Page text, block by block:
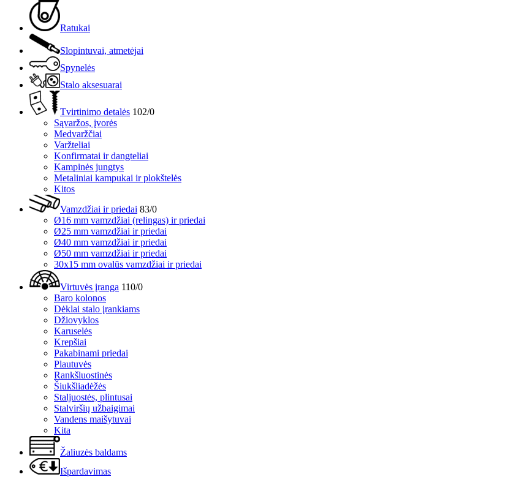
Ratukai
Slopintuvai, atmetėjai
Spynelės
Stalo aksesuarai
Tvirtinimo detalės 102/0
Sąvaržos, įvorės
Medvaržčiai
Varžteliai
Konfirmatai ir dangteliai
Kampinės jungtys
Metaliniai kampukai ir plokštelės
Kitos
Vamzdžiai ir priedai 83/0
Ø16 mm vamzdžiai (relingas) ir priedai
Ø25 mm vamzdžiai ir priedai
Ø40 mm vamzdžiai ir priedai
Ø50 mm vamzdžiai ir priedai
30x15 mm ovalūs vamzdžiai ir priedai
Virtuvės įranga 110/0
Baro kolonos
Dėklai stalo įrankiams
Džiovyklos
Karuselės
Krepšiai
Pakabinami priedai
Plautuvės
Rankšluostinės
Šiukšliadėžės
Staljuostės, plintusai
Stalviršių užbaigimai
Vandens maišytuvai
Kita
Žaliuzės baldams
Išpardavimas